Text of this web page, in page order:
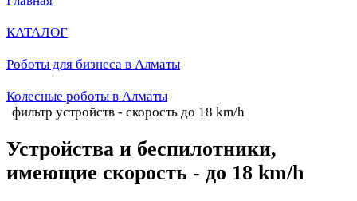
КАТАЛОГ
Роботы для бизнеса в Алматы
Колесные роботы в Алматы
фильтр устройств - скорость до 18 km/h
Устройства и беспилотники,
имеющие скорость - до 18 km/h